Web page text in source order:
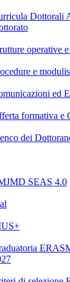
Dottorali
operative
e
ed
formativa e
dei
SEAS 4.0